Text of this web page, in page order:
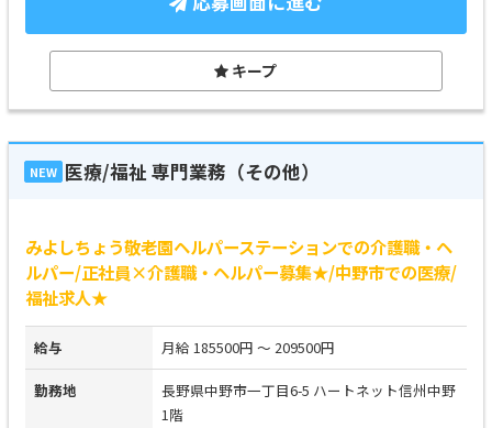
キープ
NEW 医療/福祉 専門業務（その他）
みよしちょう敬老園ヘルパーステーションでの介護職・ヘ
ルパー/正社員×介護職・ヘルパー募集★/中野市での医療/
福祉求人★
給与 月給 185500円 ～ 209500円
勤務地
長野県中野市一丁目6-5 ハートネット信州中野
1階